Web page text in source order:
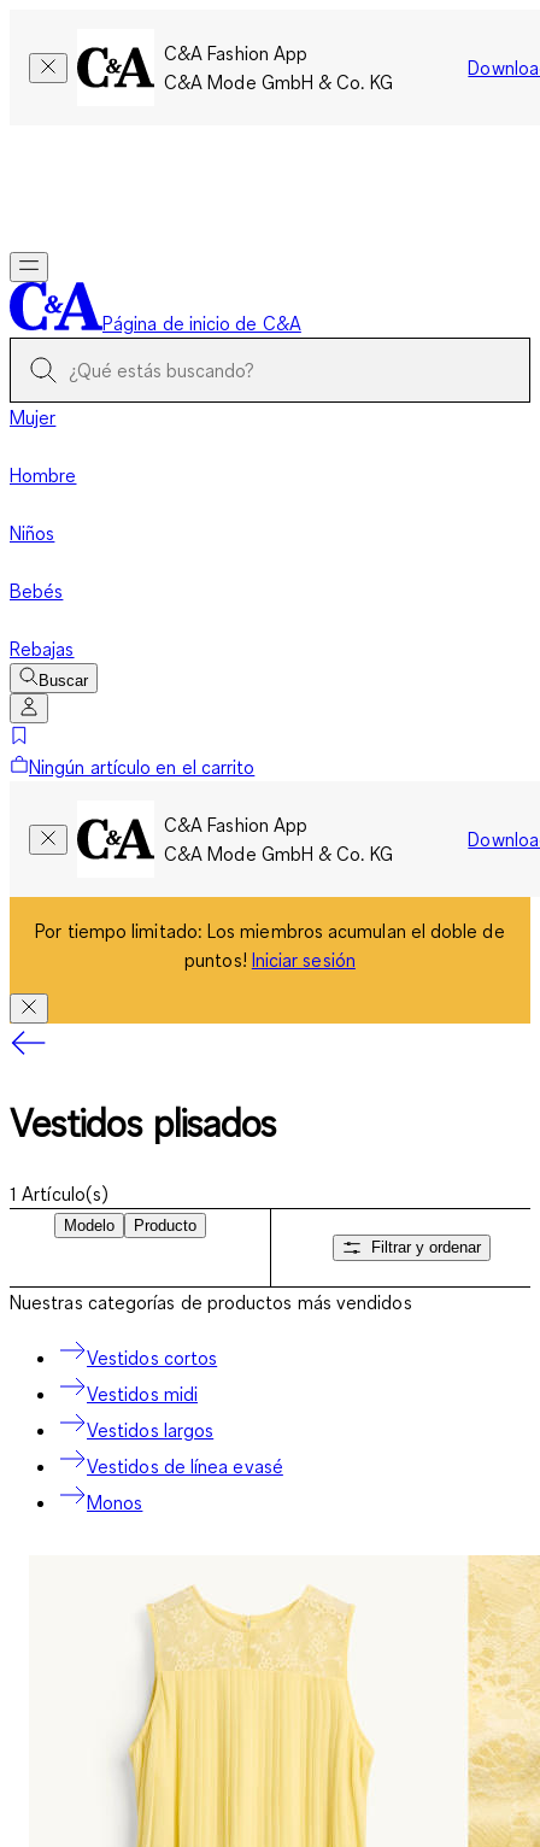
C&A Fashion App
C&A Mode GmbH & Co. KG
Página de inicio de C&A
Mujer
Hombre
Niños
Bebés
Rebajas
Buscar
Ningún artículo en el carrito
C&A Fashion App
C&A Mode GmbH & Co. KG
Por tiempo limitado: Los miembros acumulan el doble de
puntos! Iniciar sesión
Vestidos plisados
1 Artículo(s)
Modelo
Producto
Filtrar y ordenar
Nuestras categorías de productos más vendidos
Vestidos cortos
Vestidos midi
Vestidos largos
Vestidos de línea evasé
Monos